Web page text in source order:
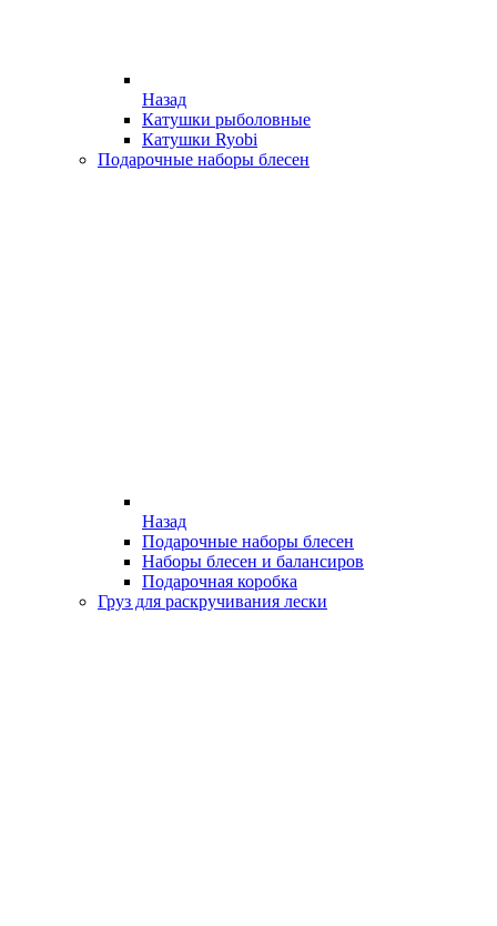
Назад
Катушки рыболовные
Катушки Ryobi
Подарочные наборы блесен
Назад
Подарочные наборы блесен
Наборы блесен и балансиров
Подарочная коробка
Груз для раскручивания лески